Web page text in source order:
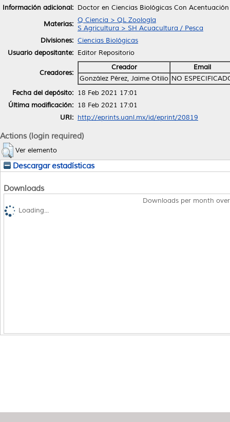
Información adicional: Doctor en Ciencias Biológicas Con
Materias: Q Ciencia > QL Zoología
S Agricultura > SH Acuacultura / Pesca
Divisiones: Ciencias Biológicas
Usuario depositante: Editor Repositorio
Creadores:
Creador
Email
González Pérez, Jaime Otilio NO
Fecha del depósito: 18 Feb 2021 17:01
Última modificación: 18 Feb 2021 17:01
URI: http://eprints.uanl.mx/id/eprint/20819
Actions (login required)
Ver elemento
Descargar estadísticas
Downloads
Downloads per month
Loading...